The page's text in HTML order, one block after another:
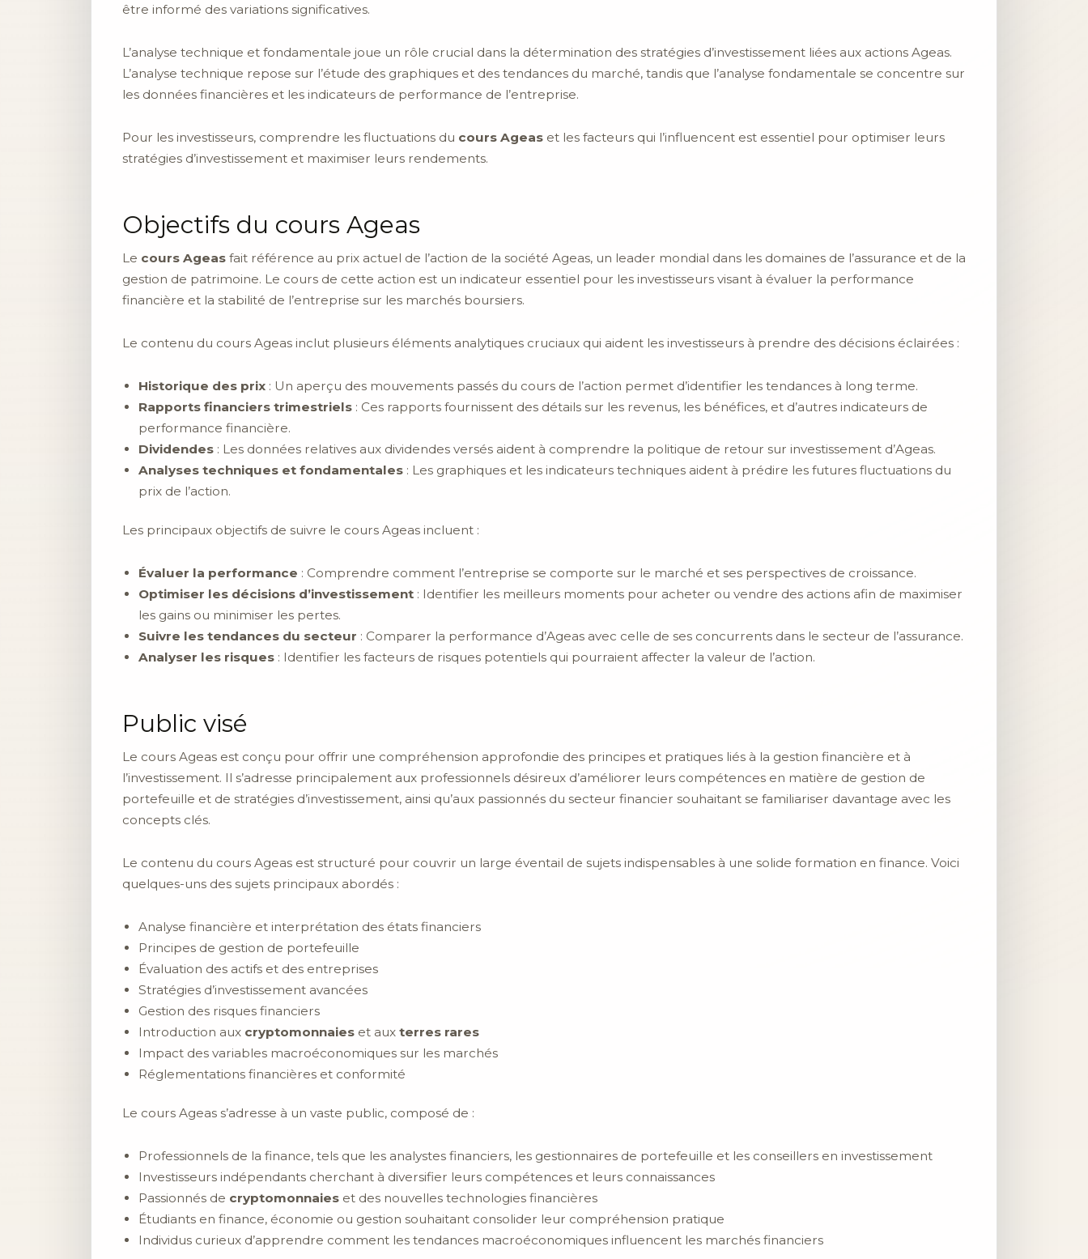
être informé des variations significatives.
L’analyse technique et fondamentale joue un rôle crucial dans la détermination des stratégies d’investissement liées aux actions Ageas.
L’analyse technique repose sur l’étude des graphiques et des tendances du marché, tandis que l’analyse fondamentale se concentre sur
les données financières et les indicateurs de performance de l’entreprise.
Pour les investisseurs, comprendre les fluctuations du cours Ageas et les facteurs qui l’influencent est essentiel pour optimiser leurs
stratégies d’investissement et maximiser leurs rendements.
Objectifs du cours Ageas
Le cours Ageas fait référence au prix actuel de l’action de la société Ageas, un leader mondial dans les domaines de l’assurance et de la
gestion de patrimoine. Le cours de cette action est un indicateur essentiel pour les investisseurs visant à évaluer la performance
financière et la stabilité de l’entreprise sur les marchés boursiers.
Le contenu du cours Ageas inclut plusieurs éléments analytiques cruciaux qui aident les investisseurs à prendre des décisions éclairées :
Historique des prix : Un aperçu des mouvements passés du cours de l’action permet d’identifier les tendances à long terme.
Rapports financiers trimestriels : Ces rapports fournissent des détails sur les revenus, les bénéfices, et d’autres indicateurs de
performance financière.
Dividendes : Les données relatives aux dividendes versés aident à comprendre la politique de retour sur investissement d’Ageas.
Analyses techniques et fondamentales : Les graphiques et les indicateurs techniques aident à prédire les futures fluctuations du
prix de l’action.
Les principaux objectifs de suivre le cours Ageas incluent :
Évaluer la performance : Comprendre comment l’entreprise se comporte sur le marché et ses perspectives de croissance.
Optimiser les décisions d’investissement : Identifier les meilleurs moments pour acheter ou vendre des actions afin de maximiser
les gains ou minimiser les pertes.
Suivre les tendances du secteur : Comparer la performance d’Ageas avec celle de ses concurrents dans le secteur de l’assurance.
Analyser les risques : Identifier les facteurs de risques potentiels qui pourraient affecter la valeur de l’action.
Public visé
Le cours Ageas est conçu pour offrir une compréhension approfondie des principes et pratiques liés à la gestion financière et à
l’investissement. Il s’adresse principalement aux professionnels désireux d’améliorer leurs compétences en matière de gestion de
portefeuille et de stratégies d’investissement, ainsi qu’aux passionnés du secteur financier souhaitant se familiariser davantage avec les
concepts clés.
Le contenu du cours Ageas est structuré pour couvrir un large éventail de sujets indispensables à une solide formation en finance. Voici
quelques-uns des sujets principaux abordés :
Analyse financière et interprétation des états financiers
Principes de gestion de portefeuille
Évaluation des actifs et des entreprises
Stratégies d’investissement avancées
Gestion des risques financiers
Introduction aux cryptomonnaies et aux terres rares
Impact des variables macroéconomiques sur les marchés
Réglementations financières et conformité
Le cours Ageas s’adresse à un vaste public, composé de :
Professionnels de la finance, tels que les analystes financiers, les gestionnaires de portefeuille et les conseillers en investissement
Investisseurs indépendants cherchant à diversifier leurs compétences et leurs connaissances
Passionnés de cryptomonnaies et des nouvelles technologies financières
Étudiants en finance, économie ou gestion souhaitant consolider leur compréhension pratique
Individus curieux d’apprendre comment les tendances macroéconomiques influencent les marchés financiers